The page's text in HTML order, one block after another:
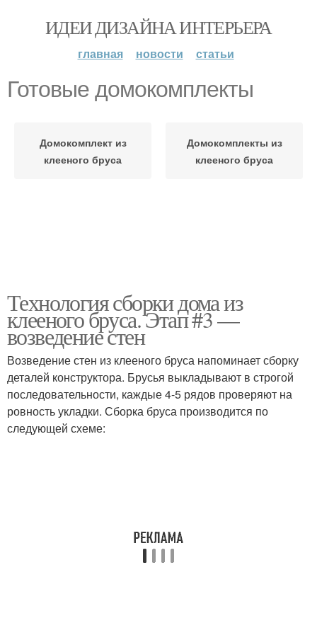
ИДЕИ ДИЗАЙНА ИНТЕРЬЕРА
главная новости статьи
Готовые домокомплекты
Домокомплект из
клееного бруса
Домокомплекты из
клееного бруса
Технология сборки дома из
клееного бруса. Этап #3 —
возведение стен
Возведение стен из клееного бруса напоминает сборку
деталей конструктора. Брусья выкладывают в строгой
последовательности, каждые 4-5 рядов проверяют на
ровность укладки. Сборка бруса производится по
следующей схеме: